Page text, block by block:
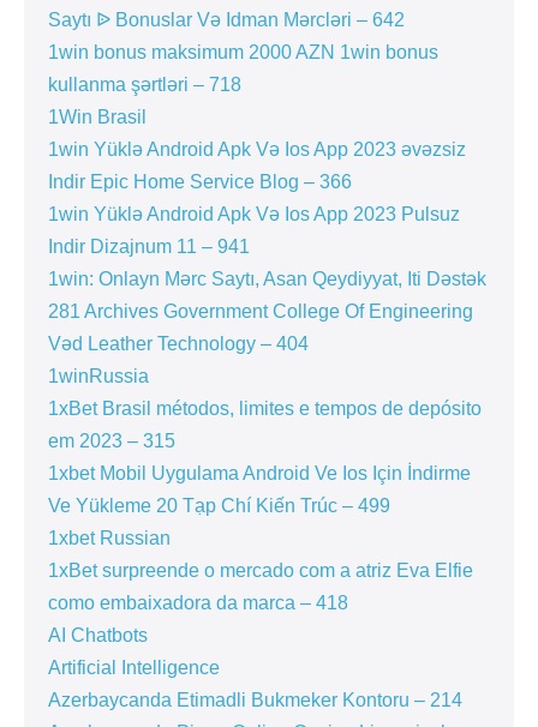
Saytı ᐉ Bonuslar Və Idman Mərcləri – 642
1win bonus maksimum 2000 AZN 1win bonus
kullanma şərtləri – 718
1Win Brasil
1win Yüklə Android Apk Və Ios App 2023 əvəzsiz
Indir Epic Home Service Blog – 366
1win Yüklə Android Apk Və Ios App 2023 Pulsuz
Indir Dizajnum 11 – 941
1win: Onlayn Mərc Saytı, Asan Qeydiyyat, Iti Dəstək
281 Archives Government College Of Engineering
Vəd Leather Technology – 404
1winRussia
1xBet Brasil métodos, limites e tempos de depósito
em 2023 – 315
1xbet Mobil Uygulama Android Ve Ios Için İndirme
Ve Yükleme 20 Tạp Chí Kiến Trúc – 499
1xbet Russian
1xBet surpreende o mercado com a atriz Eva Elfie
como embaixadora da marca – 418
AI Chatbots
Artificial Intelligence
Azerbaycanda Etimadli Bukmeker Kontoru – 214